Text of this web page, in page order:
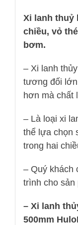
Xi lanh thuỷ
chiều, vỏ
bơm.
– Xi lanh
tương đối
hơn mà chất
– Là loại xi
thể lựa chọn
trong hai
– Quý khách
trình cho sản
– Xi lanh
500mm